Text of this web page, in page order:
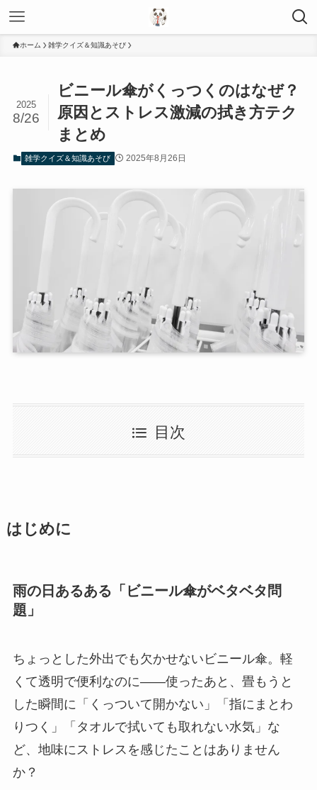
ホーム 雑学クイズ＆知識あそび
ビニール傘がくっつくのはなぜ？
原因とストレス激減の拭き方テク
まとめ
2025
8/26
雑学クイズ＆知識あそび 2025年8月26日
目次
はじめに
雨の日あるある「ビニール傘がベタベタ問
題」
ちょっとした外出でも欠かせないビニール傘。軽
くて透明で便利なのに——使ったあと、畳もうと
した瞬間に「くっついて開かない」「指にまとわ
りつく」「タオルで拭いても取れない水気」な
ど、地味にストレスを感じたことはありません
か？